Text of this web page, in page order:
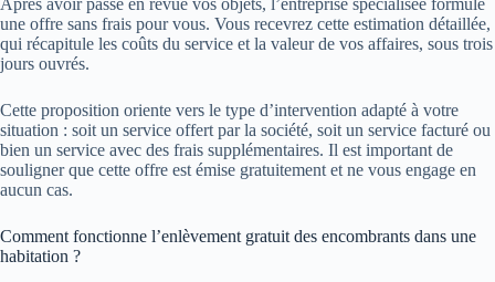
Après avoir passé en revue vos objets, l’entreprise spécialisée formule
une offre sans frais pour vous. Vous recevrez cette estimation détaillée,
qui récapitule les coûts du service et la valeur de vos affaires, sous trois
jours ouvrés.
Cette proposition oriente vers le type d’intervention adapté à votre
situation : soit un service offert par la société, soit un service facturé ou
bien un service avec des frais supplémentaires. Il est important de
souligner que cette offre est émise gratuitement et ne vous engage en
aucun cas.
Comment fonctionne l’enlèvement gratuit des encombrants dans une
habitation ?